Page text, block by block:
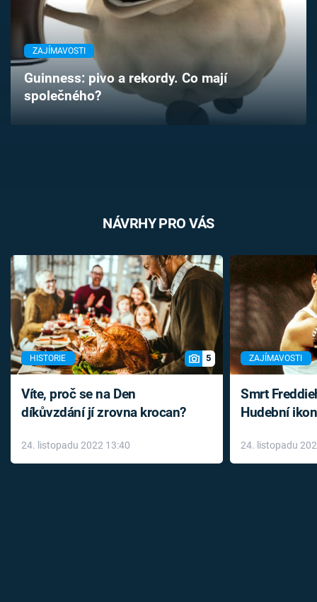
TV Program
Časopis
Sledujte prima+
ZAJÍMAVOSTI
Guinness: pivo a rekordy. Co mají
společného?
NÁVRHY PRO VÁS
HISTORIE 5
Víte, proč se na Den
díkůvzdání jí zrovna krocan?
24. listopadu 2022 13:40
ZAJÍMAVOSTI
Smrt
Hudební
léky
24. listopadu